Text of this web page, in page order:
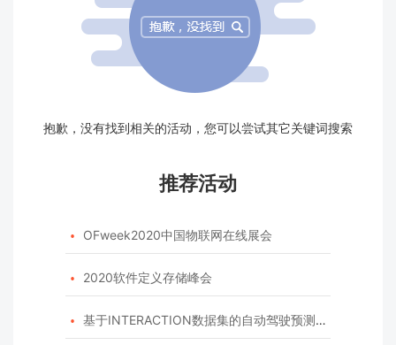
抱歉，没有找到相关的活动，您可以尝试其它关键词搜索
推荐活动
 OFweek2020中国物联网在线展会
 2020软件定义存储峰会
 基于INTERACTION数据集的自动驾驶预测模型挑战赛